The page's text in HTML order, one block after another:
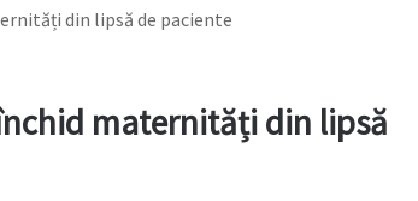
din lipsă de paciente
maternități din lipsă